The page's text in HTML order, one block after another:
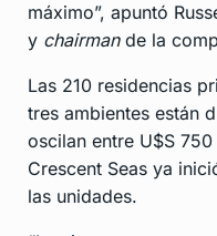
máximo”, apuntó
y chairmande la
Las 210 residencias
tres ambientes están
oscilan entre U$S
Crescent Seas ya
las unidades.